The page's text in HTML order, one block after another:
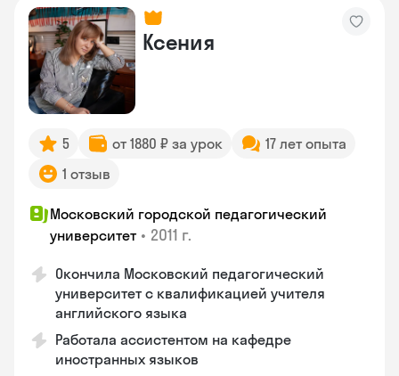
Ксения
5 от 1880 ₽ за урок
17 лет опыта
1 отзыв
Московский городской педагогический
университет • 2011 г.
Окончила Московский педагогический
университет с квалификацией учителя
английского языка
Работала ассистентом на кафедре
иностранных языков